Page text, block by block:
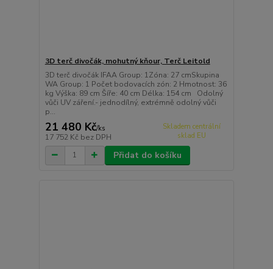
3D terč divočák, mohutný kňour, Terč Leitold
3D terč divočák IFAA Group: 1Zóna: 27 cmSkupina
WA Group: 1 Počet bodovacích zón: 2 Hmotnost: 36
kg Výška: 89 cm Šíře: 40 cm Délka: 154 cm Odolný
vůči UV záření.- jednodílný, extrémně odolný vůči
p...
21 480 Kč/ks
17 752 Kč bez DPH
Skladem centrální
sklad EU
Přidat do košíku